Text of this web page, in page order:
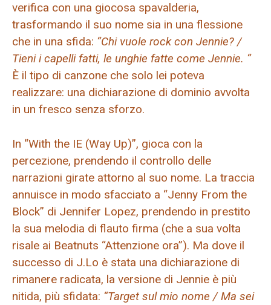
verifica con una giocosa spavalderia,
trasformando il suo nome sia in una flessione
che in una sfida: “Chi vuole rock con Jennie? /
Tieni i capelli fatti, le unghie fatte come Jennie. “
È il tipo di canzone che solo lei poteva
realizzare: una dichiarazione di dominio avvolta
in un fresco senza sforzo.
In “With the IE (Way Up)”, gioca con la
percezione, prendendo il controllo delle
narrazioni girate attorno al suo nome. La traccia
annuisce in modo sfacciato a “Jenny From the
Block” di Jennifer Lopez, prendendo in prestito
la sua melodia di flauto firma (che a sua volta
risale ai Beatnuts “Attenzione ora”). Ma dove il
successo di J.Lo è stata una dichiarazione di
rimanere radicata, la versione di Jennie è più
nitida, più sfidata: “Target sul mio nome / Ma sei